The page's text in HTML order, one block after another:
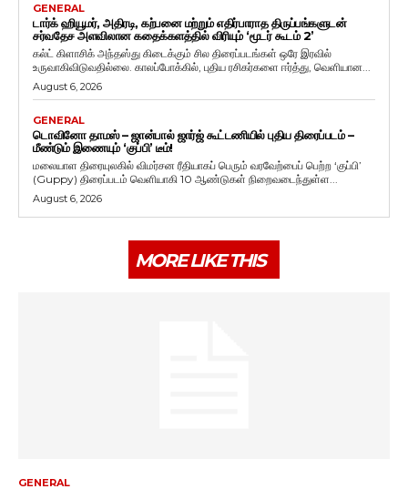
GENERAL
டார்க் ஹியூமர், அதிரடி, கற்பனை மற்றும் எதிர்பாராத திருப்பங்களுடன்
சர்வதேச அளவிலான கதைக்களத்தில் விரியும் ‘மூடர் கூடம் 2’
கல்ட் கிளாசிக் அந்தஸ்து கிடைக்கும் சில திரைப்படங்கள் ஒரே இரவில்
உருவாகிவிடுவதில்லை. காலப்போக்கில், புதிய ரசிகர்களை ஈர்த்து, வெளியான...
August 6, 2026
GENERAL
டொவினோ தாமஸ் – ஜான்பால் ஜார்ஜ் கூட்டணியில் புதிய திரைப்படம் –
மீண்டும் இணையும் ‘குப்பி’ டீம்!
மலையாள திரையுலகில் விமர்சன ரீதியாகப் பெரும் வரவேற்பைப் பெற்ற ‘குப்பி’
(Guppy) திரைப்படம் வெளியாகி 10 ஆண்டுகள் நிறைவடைந்துள்ள...
August 6, 2026
MORE LIKE THIS
GENERAL